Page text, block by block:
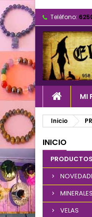
Teléfono:
MI
Inicio
INICIO
PRODUCTOS
MINERALES
VELAS